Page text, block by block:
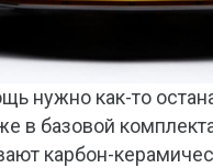
нужно как-то
в базовой
карбон-